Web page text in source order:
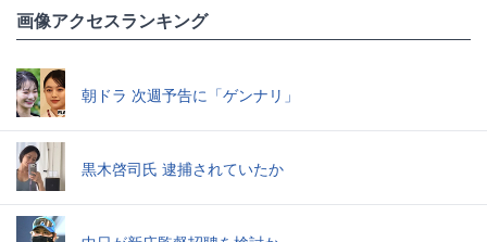
画像アクセスランキング
朝ドラ 次週予告に「ゲンナリ」
黒木啓司氏 逮捕されていたか